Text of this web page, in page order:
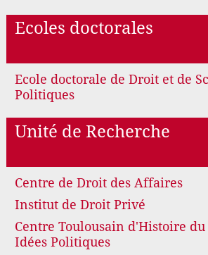
Ecoles doctorales
Ecole doctorale de Droit et de
Politiques
Unité de Recherche
Centre de Droit des Affaires
Institut de Droit Privé
Centre Toulousain d'Histoire
Idées Politiques